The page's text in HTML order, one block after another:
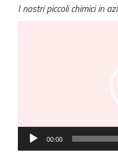
I nostri piccoli chimici in
00:00